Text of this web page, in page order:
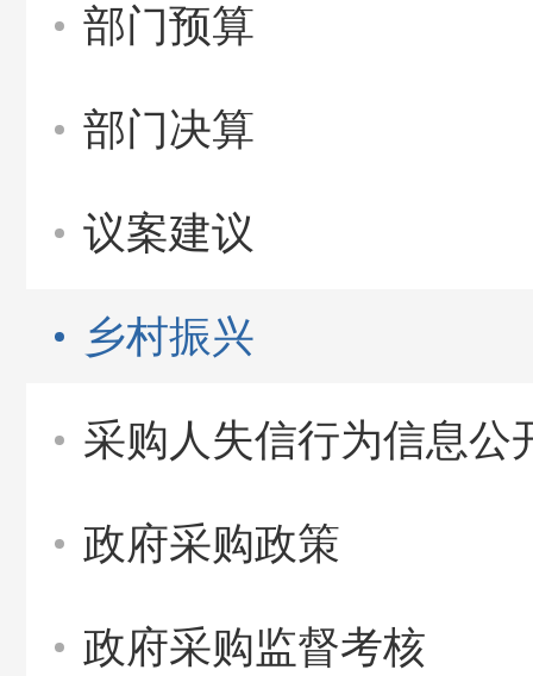
部门预算
部门决算
议案建议
乡村振兴
采购人失信行为信息公
政府采购政策
政府采购监督考核